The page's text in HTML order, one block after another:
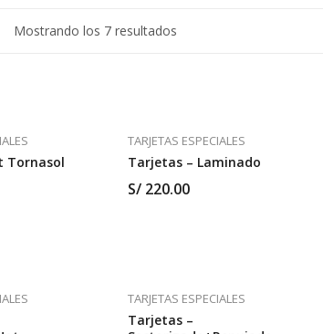
Mostrando los 7 resultados
Tornasol
TARJETAS ESPECIALES
Tarjetas – Laminado
S/ 220.00
TARJETAS ESPECIALES
Tarjetas –